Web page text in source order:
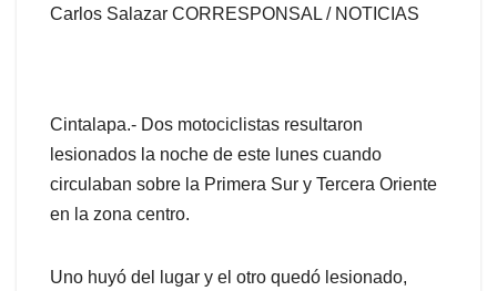
Carlos Salazar CORRESPONSAL / NOTICIAS
Cintalapa.- Dos motociclistas resultaron
lesionados la noche de este lunes cuando
circulaban sobre la Primera Sur y Tercera Oriente
en la zona centro.
Uno huyó del lugar y el otro quedó lesionado,